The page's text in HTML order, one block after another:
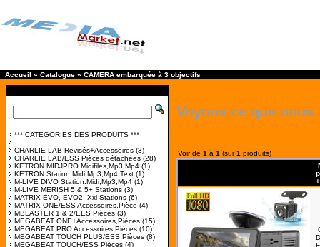
Accueil » Catalogue » CAMERA embarquée à 3 objectifs
*** CATEGORIES DES PRODUITS ***
-
CHARLIE LAB Revisés+Accessoires (3)
CHARLIE LAB/ESS Pièces détachées (28)
KETRON MIDJPRO Midifiles,Mp3,Mp4 (1)
KETRON Station Midi,Mp3,Mp4,Text (1)
M-LIVE DIVO Station:Midi,Mp3,Mp4 (1)
M-LIVE MERISH 5 & 5+ Stations (3)
MATRIX EVO, EVO2, Xxl Stations (6)
MATRIX ONE/ESS Accessoires,Pièce (4)
MBLASTER 1 & 2/EES Pièces (3)
MEGABEAT ONE+Accessoires,Pièces (15)
MEGABEAT PRO Accessoires,Pièces (10)
MEGABEAT TOUCH PLUS/ESS Pièces (8)
MEGABEAT TOUCH/ESS Pièces (4)
Voyons ce que nous
Voir de 1 à 1 (sur1 produits)
+